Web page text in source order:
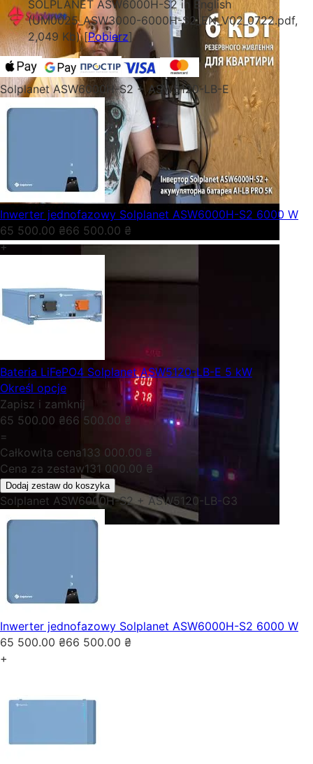
SOLPLANET ASW6000H-S2 in English
(UM0025_ASW3000-6000H-S2_EN_V02_0722.pdf,
2,049 Kb) [Pobierz]
Solplanet ASW6000H-S2 + ASW5120-LB-E
Inwerter jednofazowy Solplanet ASW6000H-S2 6000 W
65 500.00 ₴66 500.00 ₴
+
Bateria LiFePO4 Solplanet ASW5120-LB-E 5 kW
Określ opcje
Zapisz i zamknij
65 500.00 ₴66 500.00 ₴
=
Całkowita cena133 000.00 ₴
Cena za zestaw131 000.00 ₴
Dodaj zestaw do koszyka
Solplanet ASW6000H-S2 + ASW5120-LB-G3
Inwerter jednofazowy Solplanet ASW6000H-S2 6000 W
65 500.00 ₴66 500.00 ₴
+